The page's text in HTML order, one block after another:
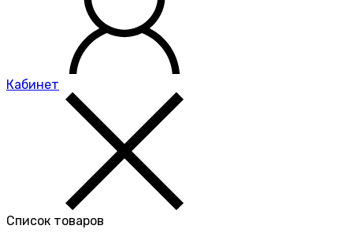
Кабинет
Список товаров